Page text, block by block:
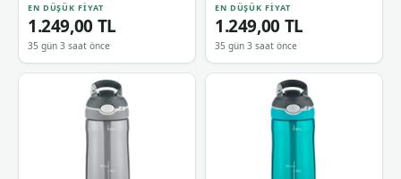
EN DÜŞÜK FIYAT
1.249,00 TL
35 gün 3 saat önce
EN DÜŞÜK FIYAT
1.249,00 TL
35 gün 3 saat önce